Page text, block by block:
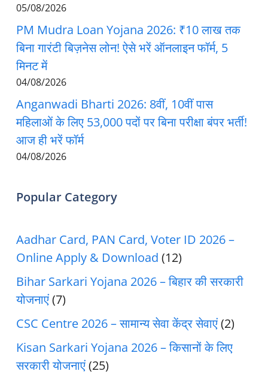
05/08/2026
PM Mudra Loan Yojana 2026: ₹10 लाख तक
बिना गारंटी बिज़नेस लोन! ऐसे भरें ऑनलाइन फॉर्म, 5
मिनट में
04/08/2026
Anganwadi Bharti 2026: 8वीं, 10वीं पास
महिलाओं के लिए 53,000 पदों पर बिना परीक्षा बंपर भर्ती!
आज ही भरें फॉर्म
04/08/2026
Popular Category
Aadhar Card, PAN Card, Voter ID 2026 –
Online Apply & Download (12)
Bihar Sarkari Yojana 2026 – बिहार की सरकारी
योजनाएं(7)
CSC Centre 2026 – सामान्य सेवा केंद्र सेवाएं(2)
Kisan Sarkari Yojana 2026 – किसानों के लिए
सरकारी योजनाएं(25)